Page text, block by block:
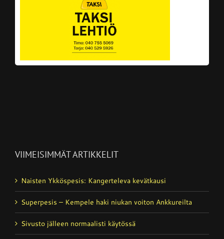
VIIMEISIMMÄT ARTIKKELIT
Naisten Ykköspesis: Kangerteleva kevätkausi
Superpesis – Kempele haki niukan voiton Ankkureilta
Sivusto jälleen normaalisti käytössä